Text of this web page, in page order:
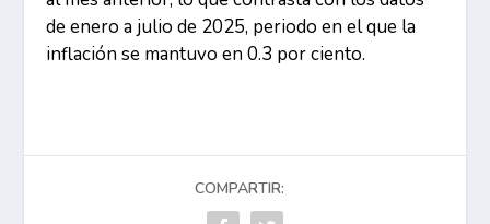
de enero a julio de 2025, periodo en el que la
inflación se mantuvo en 0.3 por ciento.
COMPARTIR: